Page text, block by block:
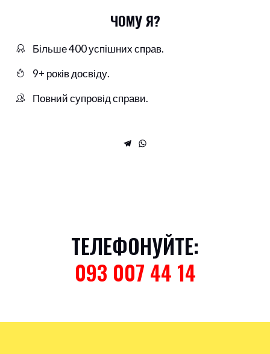
ЧОМУ Я?
Більше 400 успішних справ.
9+ років досвіду.
Повний супровід справи.
ТЕЛЕФОНУЙТЕ:
093 007 44 14